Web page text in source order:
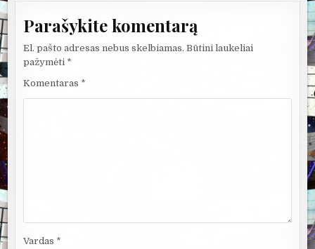
Parašykite komentarą
El. pašto adresas nebus skelbiamas. Būtini laukeliai
pažymėti *
Komentaras *
Vardas *